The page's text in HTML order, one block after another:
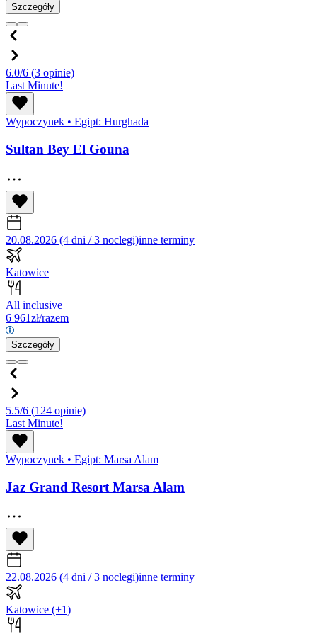
Szczegóły
6.0/6 (3 opinie)
Last Minute!
Wypoczynek • Egipt: Hurghada
Sultan Bey El Gouna
20.08.2026 (4 dni / 3 noclegi)inne terminy
Katowice
All inclusive
6 961zł/razem
Szczegóły
5.5/6 (124 opinie)
Last Minute!
Wypoczynek • Egipt: Marsa Alam
Jaz Grand Resort Marsa Alam
22.08.2026 (4 dni / 3 noclegi)inne terminy
Katowice (+1)